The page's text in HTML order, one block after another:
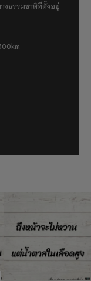
งธรรมชาติที่ตั้งอยู่